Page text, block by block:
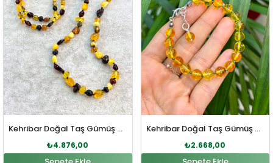
Kehribar Doğal Taş Gümüş Tasarımlı Kolye
₺4.876,00
Kehribar Doğal Taş Gümüş Bileklik
₺2.668,00